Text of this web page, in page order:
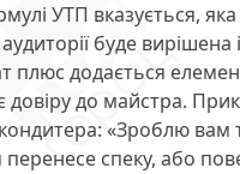
УТП вказується,
аудиторії буде вирішена
плюс додається
довіру до майстра.
«Зроблю вам
спеку, або